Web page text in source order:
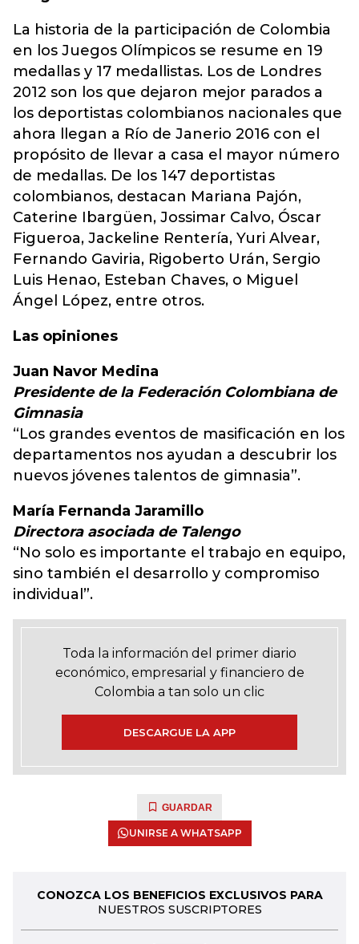
La historia de la participación de Colombia
en los Juegos Olímpicos se resume en 19
medallas y 17 medallistas. Los de Londres
2012 son los que dejaron mejor parados a
los deportistas colombianos nacionales que
ahora llegan a Río de Janerio 2016 con el
propósito de llevar a casa el mayor número
de medallas. De los 147 deportistas
colombianos, destacan Mariana Pajón,
Caterine Ibargüen, Jossimar Calvo, Óscar
Figueroa, Jackeline Rentería, Yuri Alvear,
Fernando Gaviria, Rigoberto Urán, Sergio
Luis Henao, Esteban Chaves, o Miguel
Ángel López, entre otros.
Las opiniones
Juan Navor Medina
Presidente de la Federación Colombiana de
Gimnasia
“Los grandes eventos de masificación en los
departamentos nos ayudan a descubrir los
nuevos jóvenes talentos de gimnasia”.
María Fernanda Jaramillo
Directora asociada de Talengo
“No solo es importante el trabajo en equipo,
sino también el desarrollo y compromiso
individual”.
Toda la información del primer diario
económico, empresarial y financiero de
Colombia a tan solo un clic
DESCARGUE LA APP
GUARDAR
UNIRSE A WHATSAPP
CONOZCA LOS BENEFICIOS EXCLUSIVOS PARA
NUESTROS SUSCRIPTORES